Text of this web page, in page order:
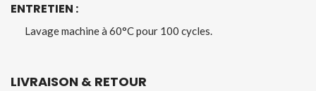
ENTRETIEN :
Lavage machine à 60°C pour 100 cycles.
LIVRAISON & RETOUR